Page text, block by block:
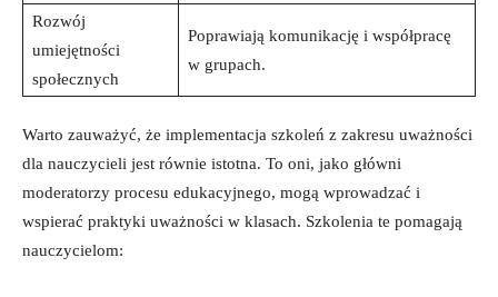
Rozwój
⁤umiejętności
społecznych
Poprawiają‍ komunikację i współpracę
w‍ grupach.
Warto zauważyć, że implementacja szkoleń z ⁤zakresu uważności
dla nauczycieli jest równie‍ istotna. To ⁤oni, jako główni
moderatorzy procesu edukacyjnego, mogą wprowadzać i
‌wspierać ⁤praktyki uważności w klasach. Szkolenia te pomagają
nauczycielom: